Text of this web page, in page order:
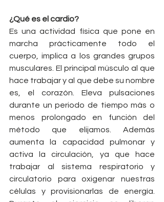
¿Qué es el cardio?
Es una actividad física que pone en
marcha prácticamente todo el
cuerpo, implica a los grandes grupos
musculares. El principal músculo al que
hace trabajar y al que debe su nombre
es, el corazón. Eleva pulsaciones
durante un periodo de tiempo más o
menos prolongado en función del
método que elijamos. Además
aumenta la capacidad pulmonar y
activa la circulación, ya que hace
trabajar al sistema respiratorio y
circulatorio para oxigenar nuestras
células y provisionarlas de energía.